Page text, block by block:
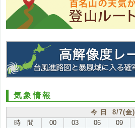
気象情報
今 日 8/7(金)
時 間
00 03 06 09